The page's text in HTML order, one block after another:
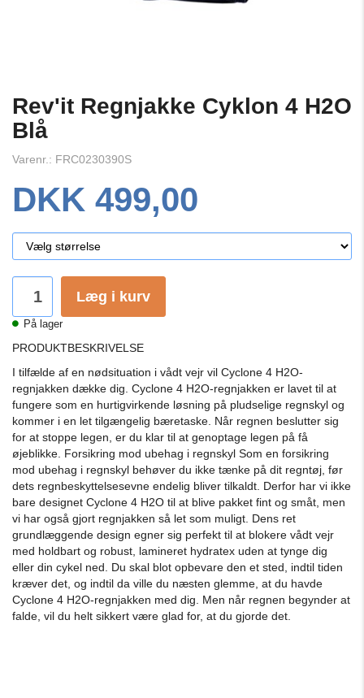
Rev'it Regnjakke Cyklon 4 H2O
Blå
Varenr.: FRC0230390S
DKK 499,00
Læg i kurv
På lager
PRODUKTBESKRIVELSE
I tilfælde af en nødsituation i vådt vejr vil Cyclone 4 H2O-
regnjakken dække dig. Cyclone 4 H2O-regnjakken er lavet til at
fungere som en hurtigvirkende løsning på pludselige regnskyl og
kommer i en let tilgængelig bæretaske. Når regnen beslutter sig
for at stoppe legen, er du klar til at genoptage legen på få
øjeblikke. Forsikring mod ubehag i regnskyl Som en forsikring
mod ubehag i regnskyl behøver du ikke tænke på dit regntøj, før
dets regnbeskyttelsesevne endelig bliver tilkaldt. Derfor har vi ikke
bare designet Cyclone 4 H2O til at blive pakket fint og småt, men
vi har også gjort regnjakken så let som muligt. Dens ret
grundlæggende design egner sig perfekt til at blokere vådt vejr
med holdbart og robust, lamineret hydratex uden at tynge dig
eller din cykel ned. Du skal blot opbevare den et sted, indtil tiden
kræver det, og indtil da ville du næsten glemme, at du havde
Cyclone 4 H2O-regnjakken med dig. Men når regnen begynder at
falde, vil du helt sikkert være glad for, at du gjorde det.